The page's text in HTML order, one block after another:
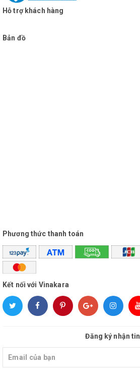
Hỗ trợ khách hàng
Bản đồ
Phương thức thanh toán
Kết nối với Vinakara
Đăng ký nhận tin